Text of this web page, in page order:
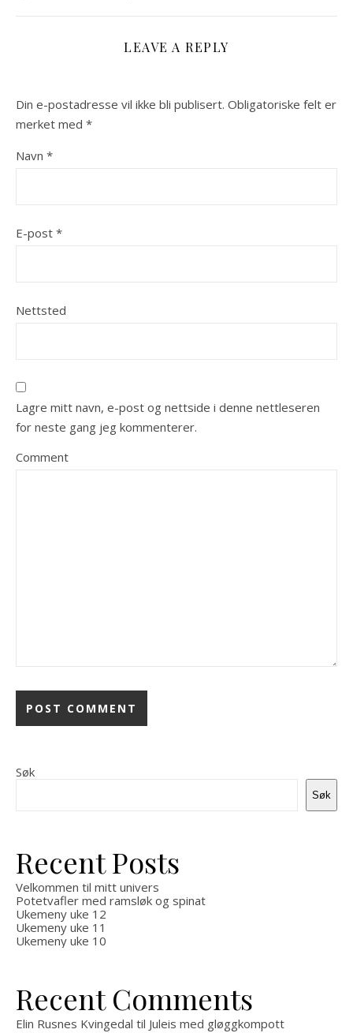
LEAVE A REPLY
Din e-postadresse vil ikke bli publisert. Obligatoriske felt er
merket med *
Navn *
E-post *
Nettsted
Lagre mitt navn, e-post og nettside i denne nettleseren
for neste gang jeg kommenterer.
Comment
Søk
Søk
Recent Posts
Velkommen til mitt univers
Potetvafler med ramsløk og spinat
Ukemeny uke 12
Ukemeny uke 11
Ukemeny uke 10
Recent Comments
Elin Rusnes Kvingedal til Juleis med gløggkompott